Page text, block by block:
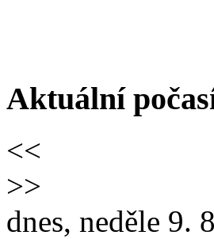
Aktuální
<<
>>
dnes, neděle 9.